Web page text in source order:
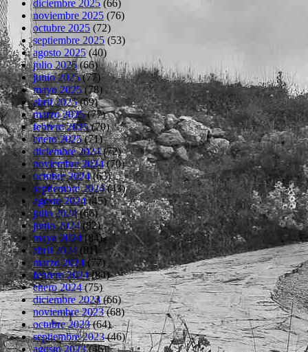
diciembre 2025 (66)
noviembre 2025 (76)
octubre 2025 (72)
septiembre 2025 (53)
agosto 2025(40)
julio 2025(66)
junio 2025(77)
mayo 2025(78)
abril 2025(69)
marzo 2025(77)
febrero 2025(70)
enero 2025(71)
diciembre 2024(72)
noviembre 2024(70)
octubre 2024(63)
septiembre 2024(43)
agosto 2024(45)
julio 2024(66)
junio 2024(82)
mayo 2024(84)
abril 2024 (81)
marzo 2024(77)
febrero 2024(84)
enero 2024(75)
diciembre 2023(66)
noviembre 2023(68)
octubre 2023(64)
septiembre 2023(46)
agosto 2023(46)